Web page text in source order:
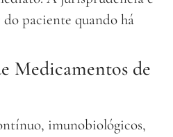
paciente quando há
Medicamentos de
imunobiológicos,